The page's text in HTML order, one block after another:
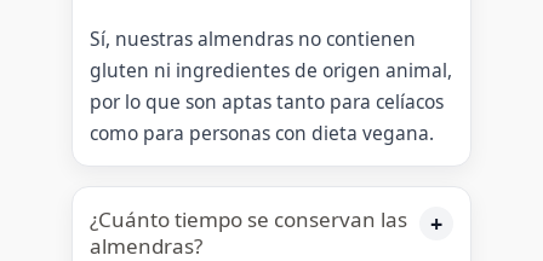
Sí, nuestras almendras no contienen
gluten ni ingredientes de origen animal,
por lo que son aptas tanto para celíacos
como para personas con dieta vegana.
¿Cuánto tiempo se conservan las
almendras?